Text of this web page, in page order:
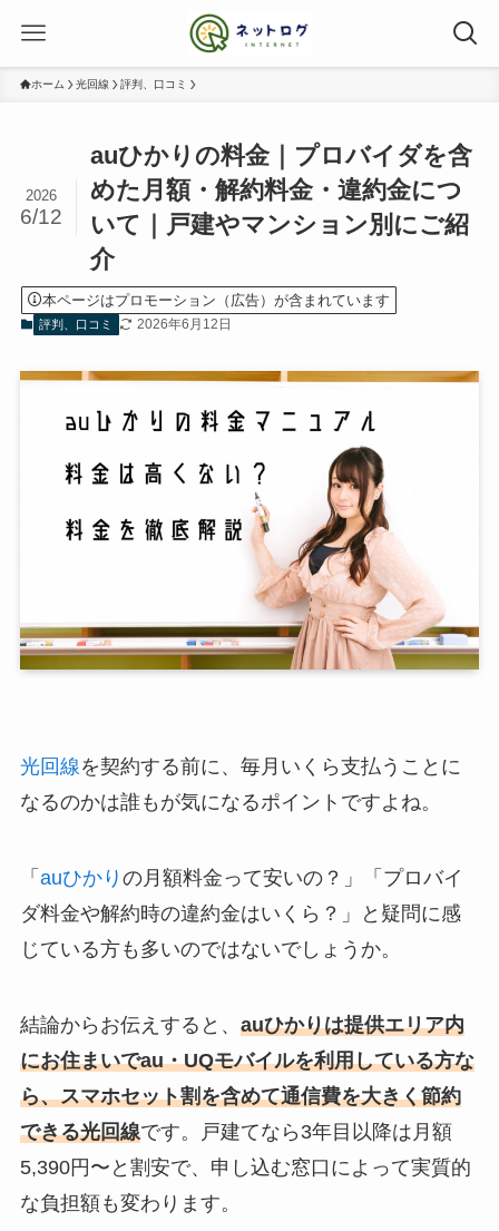
ホーム 光回線 評判、口コミ
auひかりの料金｜プロバイダを含
めた月額・解約料金・違約金につ
いて｜戸建やマンション別にご紹
介
2026
6/12
本ページはプロモーション（広告）が含まれています
評判、口コミ 2026年6月12日
光回線を契約する前に、毎月いくら支払うことに
なるのかは誰もが気になるポイントですよね。
「 auひかり の月額料金って安いの？」「プロバイ
ダ料金や解約時の違約金はいくら？」と疑問に感
じている方も多いのではないでしょうか。
結論からお伝えすると、 auひかりは提供エリア内
にお住まいでau・UQモバイルを利用している方な
ら、スマホセット割を含めて通信費を大きく節約
できる光回線です。戸建てなら3年目以降は月額
5,390円〜と割安で、申し込む窓口によって実質的
な負担額も変わります。